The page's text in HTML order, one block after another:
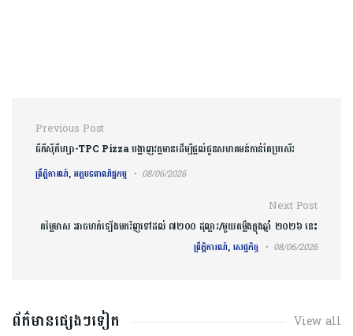
Post navigation
Previous Post
ធីភីស៊ីភីហ្សា-TPC Pizza បង្ហាញវត្តមានដើម្បីផ្តល់ជូនសហគមន៍កាន់តែប្រសើរ
ព្រឹត្តិការណ៍, អត្ថបទពាណិជ្ជកម្ម 08/06/2026
Next Post
តម្លៃមាស អាចហក់ឡើងមកវិញទៅដល់ ៧២០០ ដុល្លារ/មួយតម្លឹងក្នុងឆ្នាំ ២០២៦ នេះ
ព្រឹត្តិការណ៍, សេដ្ឋកិច្ច 08/06/2026
ព័ត៌មានផ្សេងៗទៀត View all